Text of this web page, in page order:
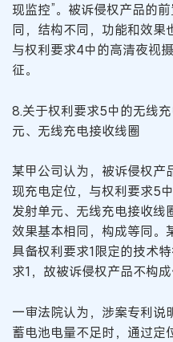
现监控”。被诉侵权产品的
同，结构不同，功能和效果
与权利要求4中的高清夜视
征。
8.关于权利要求5中的无线
元、无线充电接收线圈
某甲公司认为，被诉侵权产
现充电定位，与权利要求5
发射单元、无线充电接收线
效果基本相同，构成等同。
具备权利要求1限定的技术
求1，故被诉侵权产品不构成
一审法院认为，涉案专利说
蓄电池电量不足时，通过定